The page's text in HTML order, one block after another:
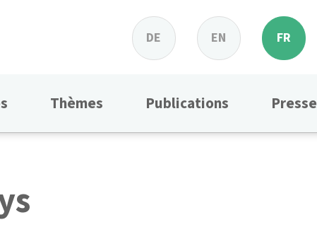
DE EN FR
Thèmes Publications Presse